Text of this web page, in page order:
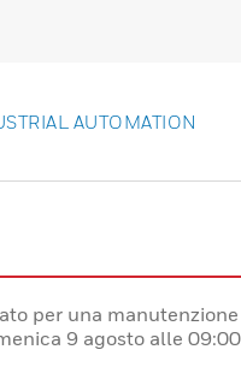
AUTOMATION
per una
9 agosto alle